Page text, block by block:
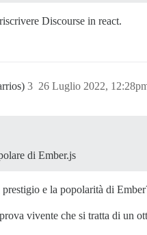
Discourse in react.
26 Luglio 2022,
3
di Ember.js
e la popolarità di
vivente che si tratta di un